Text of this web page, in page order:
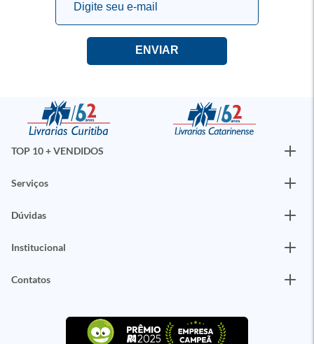
TOP 10 + VENDIDOS
Serviços
Dúvidas
Institucional
Contatos